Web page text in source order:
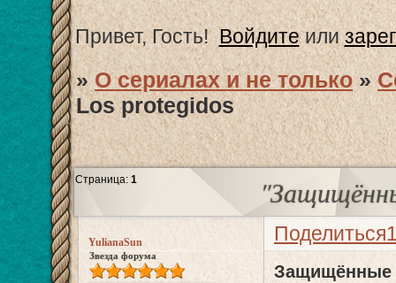
Привет, Гость! Войдитеили
»О сериалах и не только »
Los protegidos
Страница:1
Поделиться
YulianaSun
Звезда форума
Защищённые